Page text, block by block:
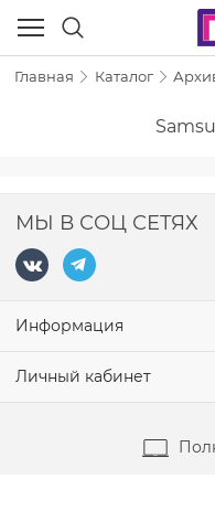
Главная Каталог
МЫ В СОЦ СЕТЯХ
Информация
Личный кабинет